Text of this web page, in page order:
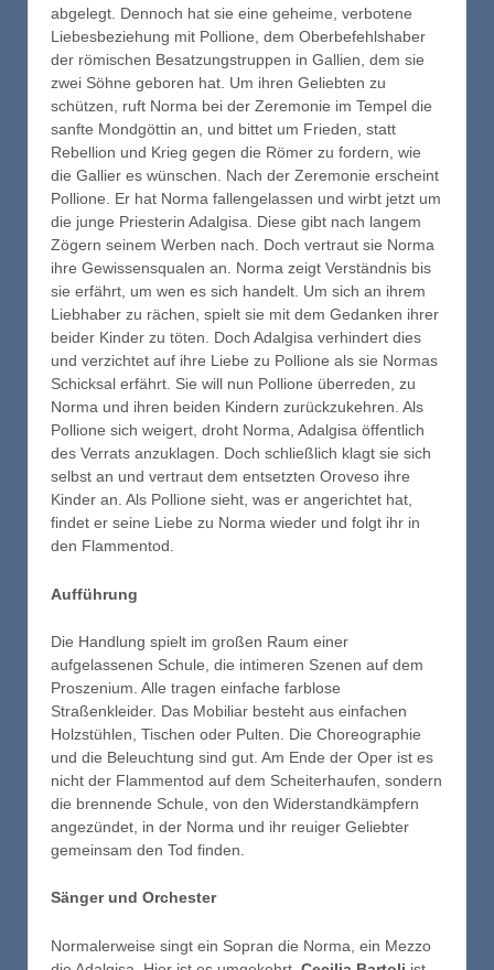
abgelegt. Dennoch hat sie eine geheime, verbotene
Liebesbeziehung mit Pollione, dem Oberbefehlshaber
der römischen Besatzungstruppen in Gallien, dem sie
zwei Söhne geboren hat. Um ihren Geliebten zu
schützen, ruft Norma bei der Zeremonie im Tempel die
sanfte Mondgöttin an, und bittet um Frieden, statt
Rebellion und Krieg gegen die Römer zu fordern, wie
die Gallier es wünschen. Nach der Zeremonie erscheint
Pollione. Er hat Norma fallengelassen und wirbt jetzt um
die junge Priesterin Adalgisa. Diese gibt nach langem
Zögern seinem Werben nach. Doch vertraut sie Norma
ihre Gewissensqualen an. Norma zeigt Verständnis bis
sie erfährt, um wen es sich handelt. Um sich an ihrem
Liebhaber zu rächen, spielt sie mit dem Gedanken ihrer
beider Kinder zu töten. Doch Adalgisa verhindert dies
und verzichtet auf ihre Liebe zu Pollione als sie Normas
Schicksal erfährt. Sie will nun Pollione überreden, zu
Norma und ihren beiden Kindern zurückzukehren. Als
Pollione sich weigert, droht Norma, Adalgisa öffentlich
des Verrats anzuklagen. Doch schließlich klagt sie sich
selbst an und vertraut dem entsetzten Oroveso ihre
Kinder an. Als Pollione sieht, was er angerichtet hat,
findet er seine Liebe zu Norma wieder und folgt ihr in
den Flammentod.
Aufführung
Die Handlung spielt im großen Raum einer
aufgelassenen Schule, die intimeren Szenen auf dem
Proszenium. Alle tragen einfache farblose
Straßenkleider. Das Mobiliar besteht aus einfachen
Holzstühlen, Tischen oder Pulten. Die Choreographie
und die Beleuchtung sind gut. Am Ende der Oper ist es
nicht der Flammentod auf dem Scheiterhaufen, sondern
die brennende Schule, von den Widerstandkämpfern
angezündet, in der Norma und ihr reuiger Geliebter
gemeinsam den Tod finden.
Sänger und Orchester
Normalerweise singt ein Sopran die Norma, ein Mezzo